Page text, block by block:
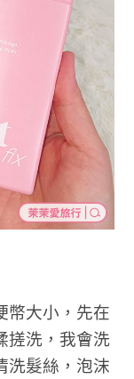
幣大小，先在
搓洗，我會洗
洗髮絲，泡沫